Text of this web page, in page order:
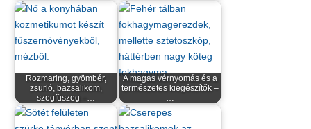
Rozmaring, gyömbér,
zsurló, bazsalikom,
szegfűszeg –…
A magas vérnyomás és a
természetes kiegészítők –
…